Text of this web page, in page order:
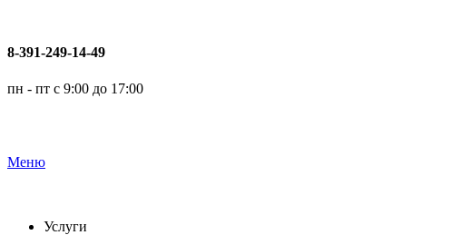
8-391-249-14-49
пн - пт с 9:00 до 17:00
Меню
Услуги